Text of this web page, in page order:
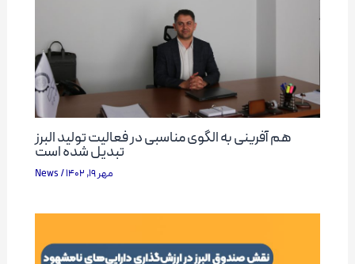
هم آفرینی به الگوی مناسبی در فعالیت تولید البرز
تبدیل شده است
News / مهر 19, 1402